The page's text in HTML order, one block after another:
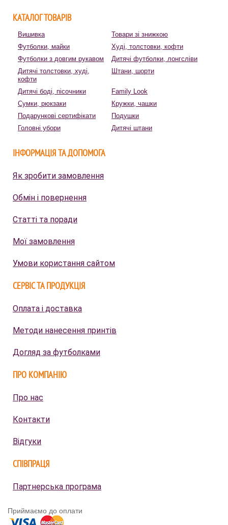
КАТАЛОГ ТОВАРІВ
Вишивка
Товари зі знижкою
Футболки, майки
Худі, толстовки, кофти
Футболки з довгим рукавом
Дитячі футболки, лонгсліви
Дитячі толстовки, худі,
кофти
Штани, шорти
Дитячі боді, пісочники
Family Look
Сумки, рюкзаки
Кружки, чашки
Подарункові сертифікати
Подушки
Головні убори
Дитячі штани
ІНФОРМАЦІЯ ТА ДОПОМОГА
Як зробити замовлення
Обмін і повернення
Статті та поради
Мої замовлення
Умови користання сайтом
СЕРВІС ТА ПРОДУКЦІЯ
Оплата і доставка
Методи нанесення принтів
Догляд за футболками
ПРО КОМПАНІЮ
Про нас
Контакти
Відгуки
СПІВПРАЦЯ
Партнерська програма
Приймаємо до оплати